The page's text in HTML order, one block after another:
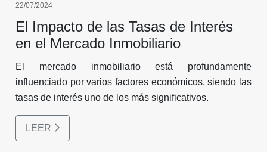
22/07/2024
El Impacto de las Tasas de Interés
en el Mercado Inmobiliario
El mercado inmobiliario está profundamente
influenciado por varios factores económicos, siendo las
tasas de interés uno de los más significativos.
LEER